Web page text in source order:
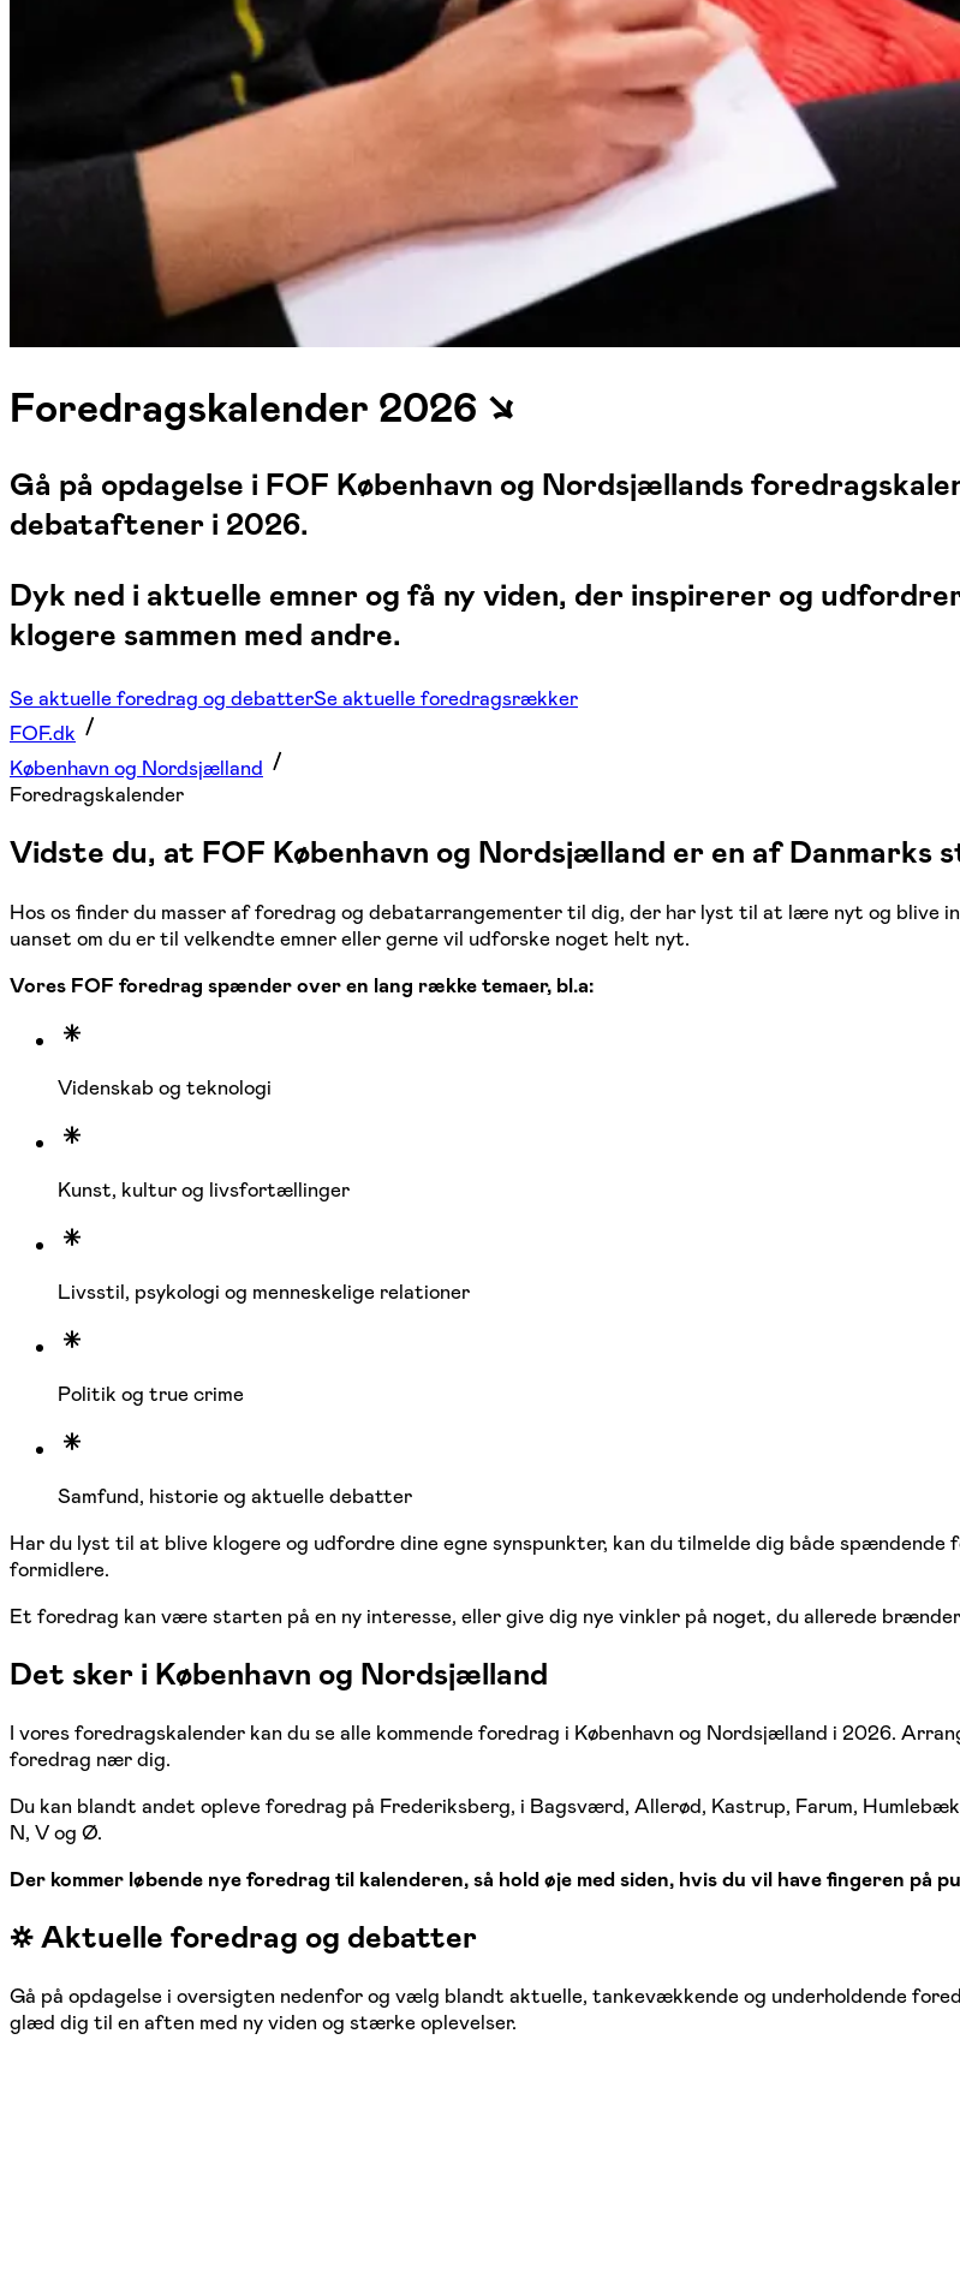
Foredragskalender 2026 ↘
Gå på opdagelse i FOF København og Nordsjællands
debataftener i 2026.
Dyk ned i aktuelle emner og få ny viden, der inspirerer og
klogere sammen med andre.
Se aktuelle foredrag og debatterSe aktuelle foredragsrækker
FOF.dk
København og Nordsjælland
Foredragskalender
Vidste du, at FOF København og Nordsjælland er en af
Hos os finder du masser af foredrag og debatarrangementer til dig, der har lyst til at lære nyt og blive
uanset om du er til velkendte emner eller gerne vil udforske noget helt nyt.
Vores FOF foredrag spænder over en lang række temaer, bl.a:
Videnskab og teknologi
Kunst, kultur og livsfortællinger
Livsstil, psykologi og menneskelige relationer
Politik og true crime
Samfund, historie og aktuelle debatter
Har du lyst til at blive klogere og udfordre dine egne synspunkter, kan du tilmelde dig både
formidlere.
Et foredrag kan være starten på en ny interesse, eller give dig nye vinkler på noget, du allerede
Det sker i København og Nordsjælland
I vores foredragskalender kan du se alle kommende foredrag i København og Nordsjælland i 2026.
foredrag nær dig.
Du kan blandt andet opleve foredrag på Frederiksberg, i Bagsværd, Allerød, Kastrup, Farum,
N, V og Ø.
Der kommer løbende nye foredrag til kalenderen, så hold øje med siden, hvis du vil have fingeren på
☼ Aktuelle foredrag og debatter
Gå på opdagelse i oversigten nedenfor og vælg blandt aktuelle, tankevækkende og underholdende
glæd dig til en aften med ny viden og stærke oplevelser.